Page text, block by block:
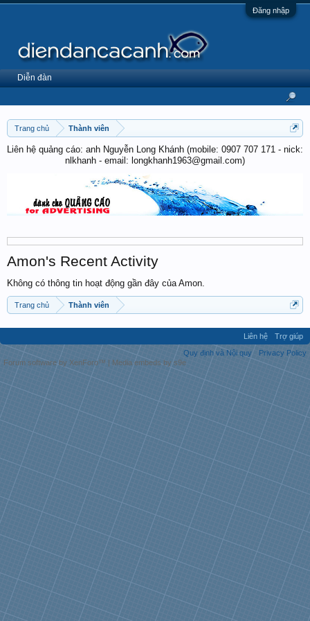
Đăng nhập
Trang chủ Thành viên
Liên hệ quảng cáo: anh Nguyễn Long Khánh (mobile: 0907 707 171 - nick:
nlkhanh - email: longkhanh1963@gmail.com)
Amon's Recent Activity
Không có thông tin hoạt động gần đây của Amon.
Trang chủ Thành viên
Diễn đàn
Liên hệ
Trợ giúp
Quy định và Nội quy
Privacy Policy
Forum software by XenForo™ | Media embeds by s9e